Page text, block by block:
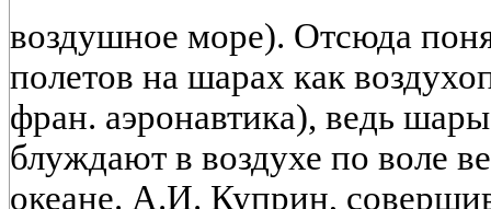
воздушное море). Отсюда
полетов на шарах как
фран. аэронавтика), ведь
блуждают в воздухе по воле
океане. А.И. Куприн,